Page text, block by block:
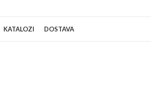
KATALOZI DOSTAVA